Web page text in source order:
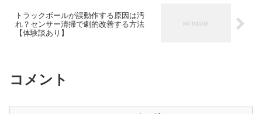
トラックボールが誤動作する原因は汚
れ？センサー清掃で劇的改善する方法
【体験談あり】
コメント